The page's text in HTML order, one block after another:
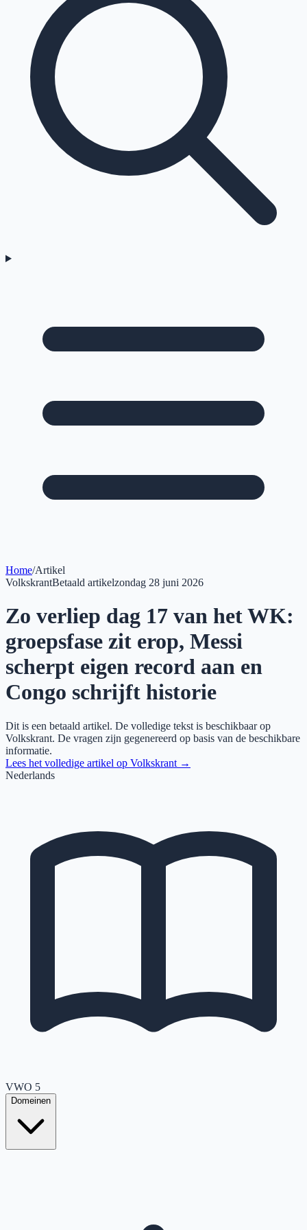
Home/Artikel
VolkskrantBetaald artikelzondag 28 juni 2026
Zo verliep dag 17 van het WK:
groepsfase zit erop, Messi
scherpt eigen record aan en
Congo schrijft historie
Dit is een betaald artikel. De volledige tekst is beschikbaar op
Volkskrant. De vragen zijn gegenereerd op basis van de beschikbare
informatie.
Lees het volledige artikel op Volkskrant →
Nederlands
VWO 5
Domeinen